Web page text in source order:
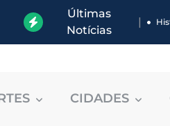
Últimas
Notícias
|
CIDADES